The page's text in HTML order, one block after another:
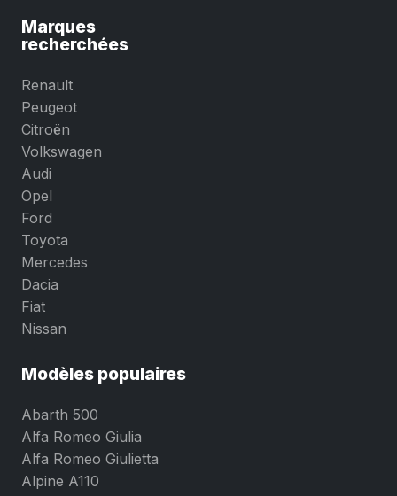
Marques
recherchées
Renault
Peugeot
Citroën
Volkswagen
Audi
Opel
Ford
Toyota
Mercedes
Dacia
Fiat
Nissan
Modèles populaires
Abarth 500
Alfa Romeo Giulia
Alfa Romeo Giulietta
Alpine A110